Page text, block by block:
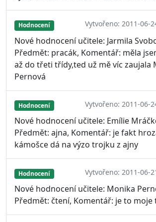
Hodnocení Vytvořeno: 2011-06-
Nové hodnocení učitele: Jarmila
Předmět: pracák, Komentář: měla
až do třeti třídy,ted už mě víc zaujala
Pernová
Hodnocení Vytvořeno: 2011-06-
Nové hodnocení učitele: Emílie
Předmět: ajna, Komentář: je fakt
kámošce dá na výzo trojku z ajny
Hodnocení Vytvořeno: 2011-06-
Nové hodnocení učitele: Monika
Předmět: čtení, Komentář: je to moje